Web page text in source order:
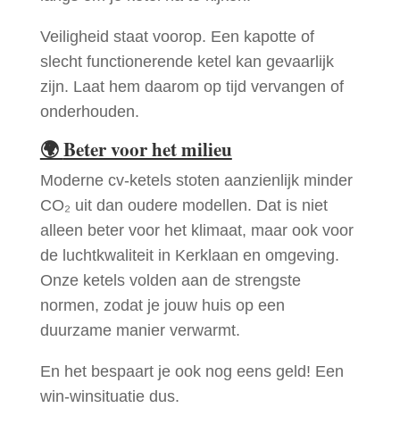
Veiligheid staat voorop. Een kapotte of
slecht functionerende ketel kan gevaarlijk
zijn. Laat hem daarom op tijd vervangen of
onderhouden.
🌍Beter voor het milieu
Moderne cv-ketels stoten aanzienlijk minder
CO₂ uit dan oudere modellen. Dat is niet
alleen beter voor het klimaat, maar ook voor
de luchtkwaliteit in Kerklaan en omgeving.
Onze ketels volden aan de strengste
normen, zodat je jouw huis op een
duurzame manier verwarmt.
En het bespaart je ook nog eens geld! Een
win-winsituatie dus.